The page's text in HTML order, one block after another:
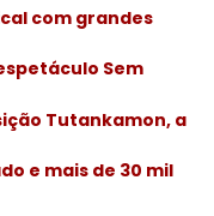
com grandes
Sem
Tutankamon, a
e mais de 30 mil